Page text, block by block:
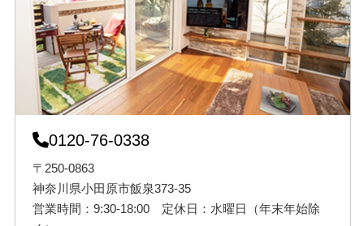
0120-76-0338
〒250-0863
神奈川県小田原市飯泉373-35
営業時間：9:30-18:00 定休日：水曜日（年末年始除